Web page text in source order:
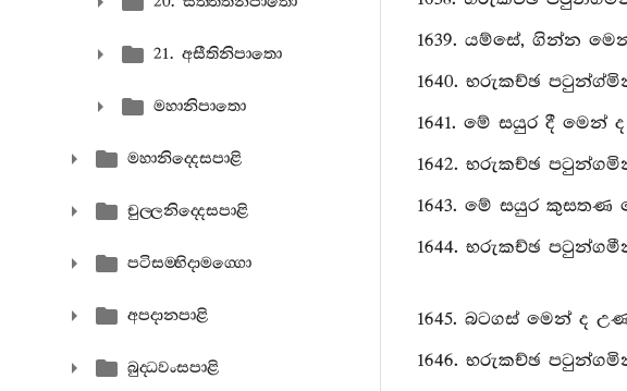
21. අසීතිනිපාතො
මහානිපාතො
මහානිද‍්දෙසපාළි
චුල‍්ලනිද‍්දෙසපාළි
පටිසම‍්භිදාමග‍්ගො
අපදානපාළි
බුද‍්ධවංසපාළි
1639. යම්සේ, ගින්න
1640. භරුකච්ඡ
1641. මේ සයුර දී
1642. භරුකච්ඡ
1643. මේ සයුර කුසතණ
1644. භරුකච්ඡ
1645. බටගස් මෙන් ද
1646. භරුකච්ඡ